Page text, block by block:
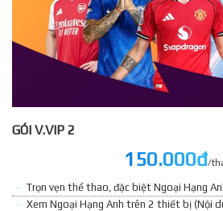
GÓI V.VIP 2
150.000đ/
Trọn vẹn thể thao, đặc biệt Ngoại Hạng
Xem Ngoại Hạng Anh trên 2 thiết bị (Nội